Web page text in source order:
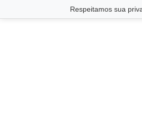
Respeitamos sua